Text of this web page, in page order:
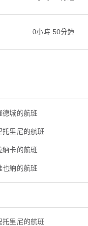
0小時 50分鐘
德城的航班
托里尼的航班
納卡的航班
也納的航班
托里尼的航班